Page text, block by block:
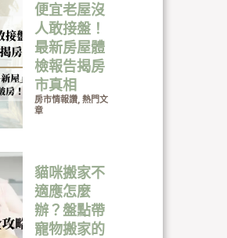
便宜老屋沒
人敢接盤！
最新房屋體
檢報告揭房
市真相
房市情報讚,熱門文
章
貓咪搬家不
適應怎麼
辦？盤點帶
寵物搬家的